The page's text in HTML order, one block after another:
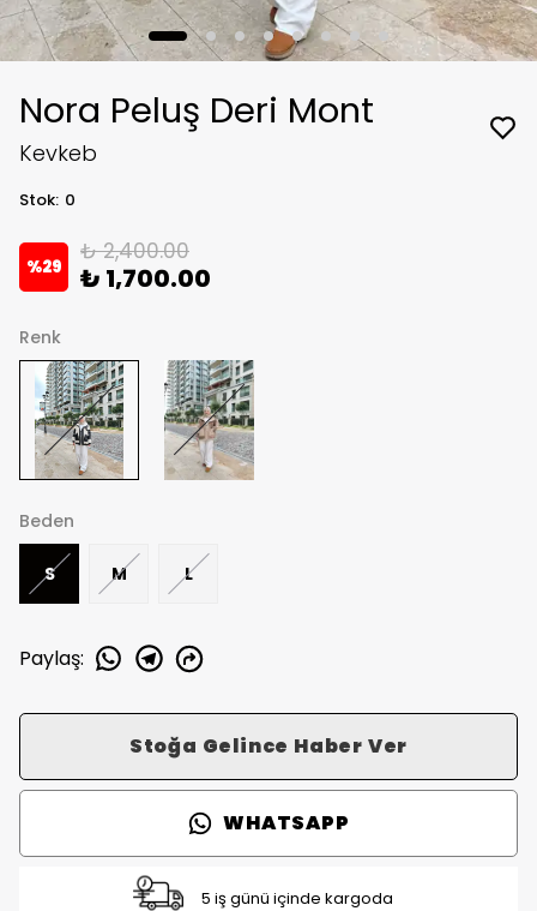
Nora Peluş Deri Mont
Kevkeb
Stok: 0
%29
₺ 2,400.00
₺ 1,700.00
Renk
Beden
S M L
Paylaş:
Stoğa Gelince Haber Ver
WHATSAPP
5 iş günü içinde kargoda